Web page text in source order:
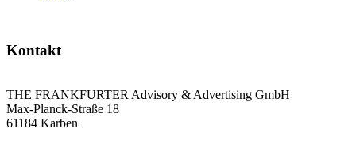
Kontakt
THE FRANKFURTER Advisory & Advertising GmbH
Max-Planck-Straße 18
61184 Karben